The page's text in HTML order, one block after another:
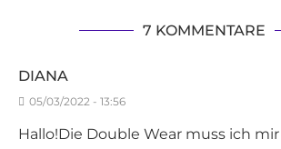
7 KOMMENTARE
DIANA
05/03/2022 - 13:56
Hallo!Die Double Wear muss ich